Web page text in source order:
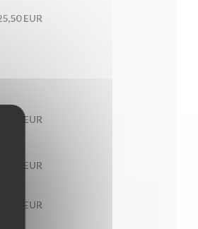
EUR
17,90 EUR
23,00 EUR
23,50 EUR